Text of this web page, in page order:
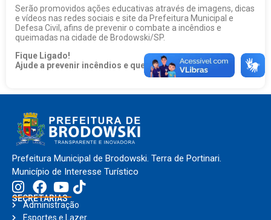
Serão promovidos ações educativas através de imagens, dicas
e vídeos nas redes sociais e site da Prefeitura Municipal e
Defesa Civil, afins de prevenir o combate a incêndios e
queimadas na cidade de Brodowski/SP.
Fique Ligado!
Ajude a prevenir incêndios e queimadas na cidade!
Prefeitura Municipal de Brodowski. Terra de Portinari.
Município de Interesse Turístico
SECRETARIAS
Administração
Esportes e Lazer